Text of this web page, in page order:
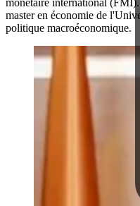
monétaire international
master en économie de
politique macroéconomique.